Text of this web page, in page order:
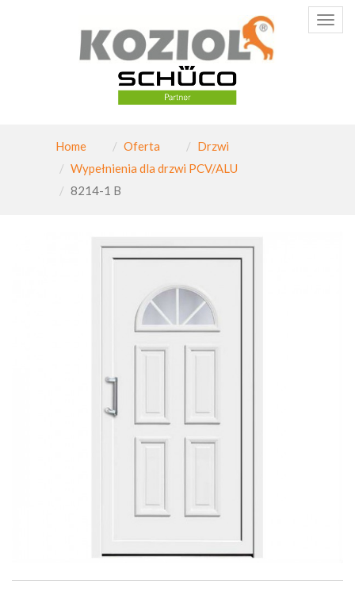
menu
Home Oferta
Drzwi
Wypełnienia dla drzwi PCV/ALU
8214-1 B